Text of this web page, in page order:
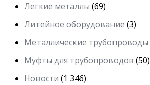
Легкие металлы (69)
Литейное оборудование (3)
Металлические трубопроводы
Муфты для трубопроводов (50)
Новости (1 346)